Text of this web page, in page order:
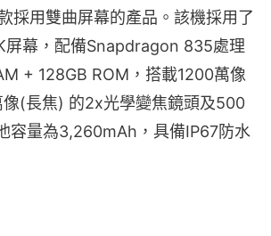
採用雙曲屏幕的產品。該機採用了
屏幕，配備Snapdragon 835處理
+ 128GB ROM，搭載1200萬像
(長焦) 的2x光學變焦鏡頭及500
容量為3,260mAh，具備IP67防水